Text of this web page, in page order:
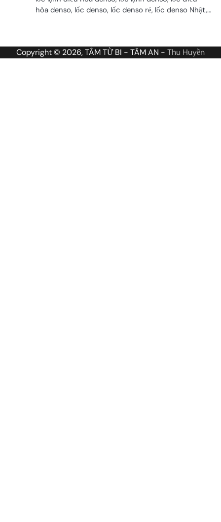
hòa denso, lốc denso, lốc denso rẻ, lốc denso Nhật,…
Copyright © 2026, TÂM TỪ BI - TÂM AN - Thu Huyền